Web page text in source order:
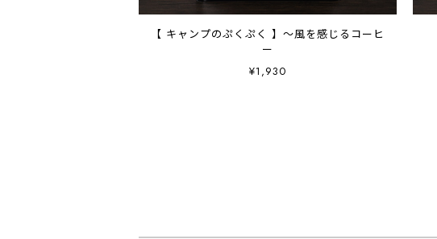
【 キャンプのぷくぷく 】～風を感じるコーヒ
ー
¥1,930